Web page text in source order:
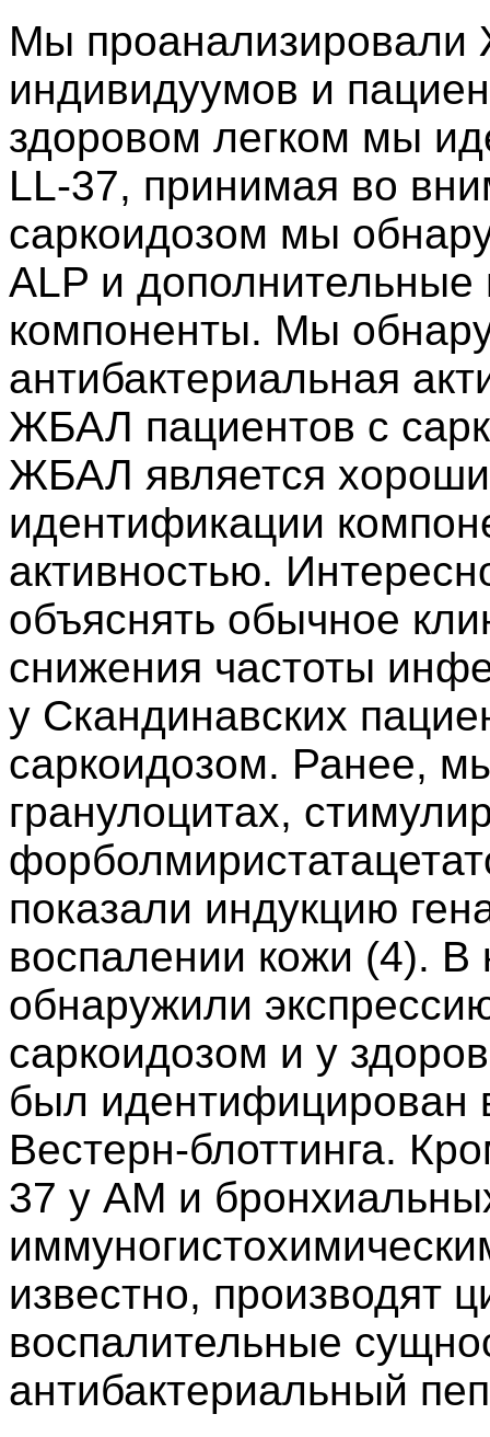
Мы
индивидуумов и
здоровом легком мы
LL-37, принимая во
саркоидозом мы
ALP и
компоненты. Мы
антибактериальная
ЖБАЛ пациентов с
ЖБАЛ является
идентификации
активностью.
объяснять обычное
снижения частоты
у Скандинавских
саркоидозом. Ранее,
гранулоцитах,
показали индукцию
воспалении кожи (4).
обнаружили
саркоидозом и у
был
Вестерн-блоттинга.
37 у AM и
известно, производят
воспалительные
антибактериальный